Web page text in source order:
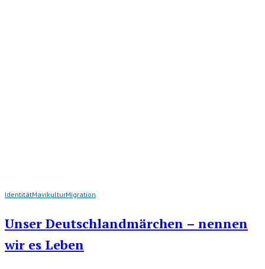
IdentitätMavikulturMigration
Unser Deutschlandmärchen – nennen
wir es Leben